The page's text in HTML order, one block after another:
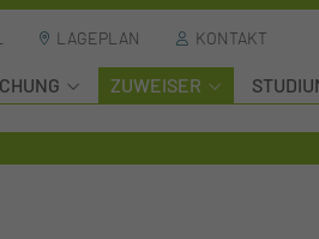
LAGEPLAN KONTAKT
ZUWEISER